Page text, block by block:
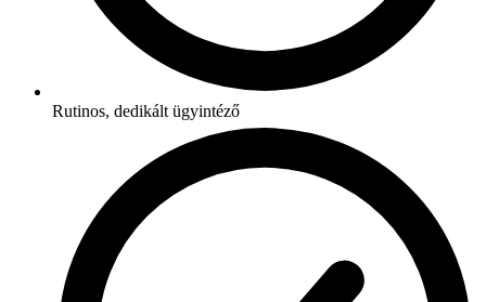
Rutinos, dedikált ügyintéző